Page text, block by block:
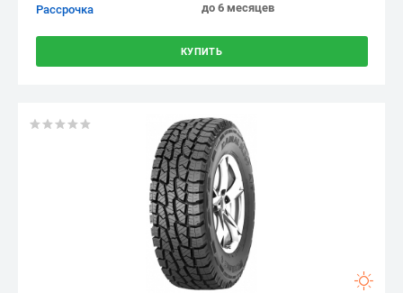
Рассрочка до 6 месяцев
КУПИТЬ